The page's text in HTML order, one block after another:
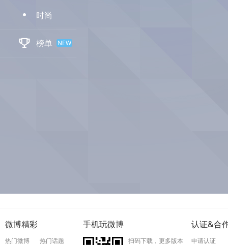
D 时尚
 榜单 NEW
微博精彩
热门微博 热门话题
手机玩微博
扫码下载，更多版本
认证&合
申请认证